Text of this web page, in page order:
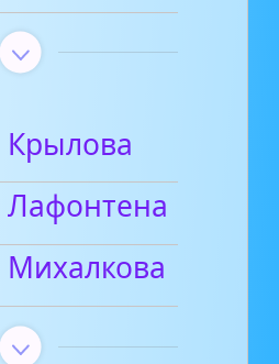
Крылова
Лафонтена
Михалкова